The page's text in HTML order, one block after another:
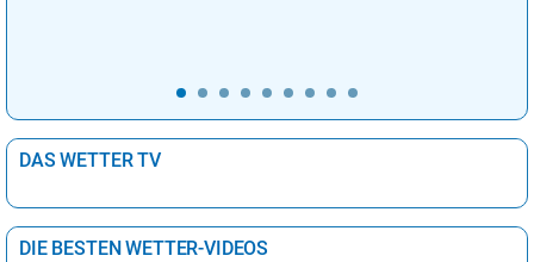
DAS WETTER TV
DIE BESTEN WETTER-VIDEOS